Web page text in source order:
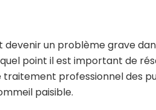
un problème grave
point il est important de
professionnel des
paisible.